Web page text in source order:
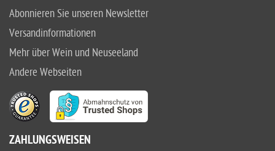
Abonnieren Sie unseren Newsletter
Versandinformationen
Mehr über Wein und Neuseeland
Andere Webseiten
ZAHLUNGSWEISEN